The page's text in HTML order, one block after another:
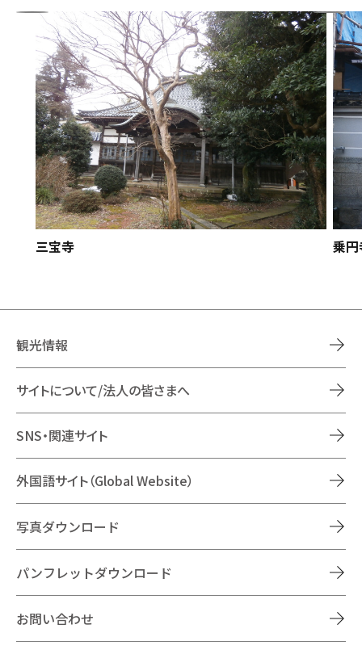
三宝寺 乗
観光情報
サイトについて/法人の皆さまへ
SNS・関連サイト
外国語サイト（Global Website）
写真ダウンロード
パンフレットダウンロード
お問い合わせ